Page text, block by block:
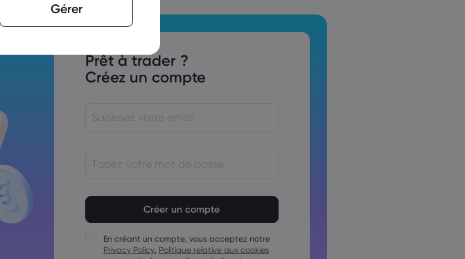
Prêt à trader ?
Créez un compte
Le mot de passe doit comporter entre 8 et
15&nbsp;caractères
Le mot de passe doit contenir au moins
Le mot de passe doit contenir au moins 1 lettre
majuscule.
En créant un compte, vous acceptez notre
Privacy Policy, Politique relative aux cookies
Gérer